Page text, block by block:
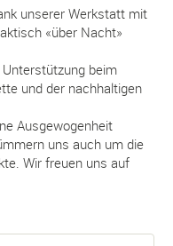
unserer Werkstatt mit
«über Nacht»
beim
und der nachhaltigen
Ausgewogenheit
uns auch um die
Wir freuen uns auf